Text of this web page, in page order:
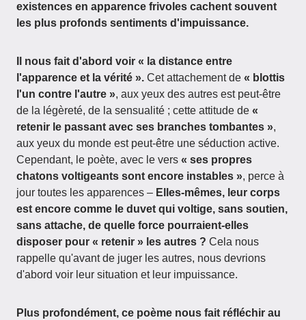
existences en apparence frivoles cachent souvent
les plus profonds sentiments d'impuissance.
Il nous fait d'abord voir « la distance entre
l'apparence et la vérité ». Cet attachement de « blottis
l'un contre l'autre », aux yeux des autres est peut-être
de la légèreté, de la sensualité ; cette attitude de «
retenir le passant avec ses branches tombantes »,
aux yeux du monde est peut-être une séduction active.
Cependant, le poète, avec le vers « ses propres
chatons voltigeants sont encore instables », perce à
jour toutes les apparences – Elles-mêmes, leur corps
est encore comme le duvet qui voltige, sans soutien,
sans attache, de quelle force pourraient-elles
disposer pour « retenir » les autres ? Cela nous
rappelle qu'avant de juger les autres, nous devrions
d'abord voir leur situation et leur impuissance.
Plus profondément, ce poème nous fait réfléchir au